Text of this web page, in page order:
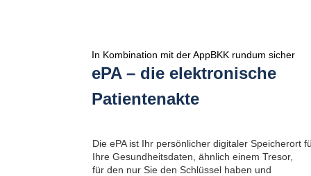
Die ePA ist Ihr persönlicher digitaler Speicherort
Ihre Gesundheitsdaten, ähnlich einem Tresor,
für den nur Sie den Schlüssel haben und
In Kombination mit der AppBKK rundum sicher
ePA – die elektronische
Patientenakte